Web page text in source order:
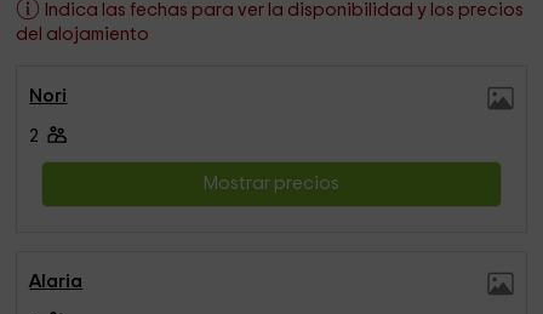
Indica las fechas para ver la disponibilidad y los precios
del alojamiento
Nori
2
Mostrar precios
Alaria